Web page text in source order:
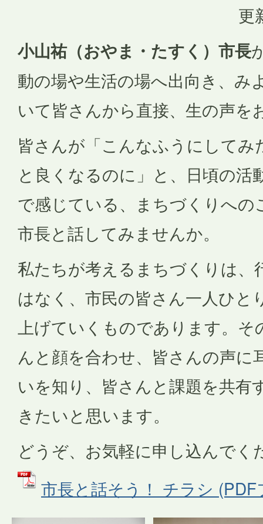
更
小山祐（おやま・たすく）市長
動の場や生活の場へ出向き、み
いて皆さんから直接、生の声を
皆さんが「こんなふうにして
と良くなるのに」と、日頃の活
で感じている、まちづくりへの
市長と話してみませんか。
私たちが考えるまちづくりは、
はなく、市民の皆さん一人ひと
上げていくものであります。そ
んと顔を合わせ、皆さんの声に
いを知り、皆さんと課題を共有
きたいと思います。
どうぞ、お気軽に申し込んでく
市長と話そう！ チラシ